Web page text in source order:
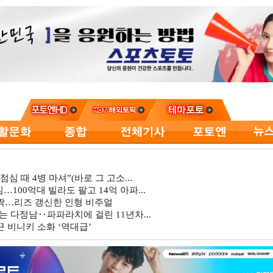
심 때 4병 마셔”(바로 그 고소...
억대 빌라도 팔고 14억 아파...
…리즈 갱신한 인형 비주얼
다정남‥파파라치에 걸린 11년차...
비니키 소화 ‘역대급’